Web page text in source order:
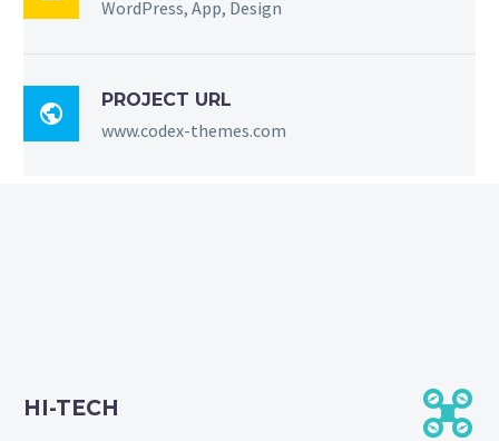
WordPress, App, Design

PROJECT URL
www.codex-themes.com
HI-TECH 
